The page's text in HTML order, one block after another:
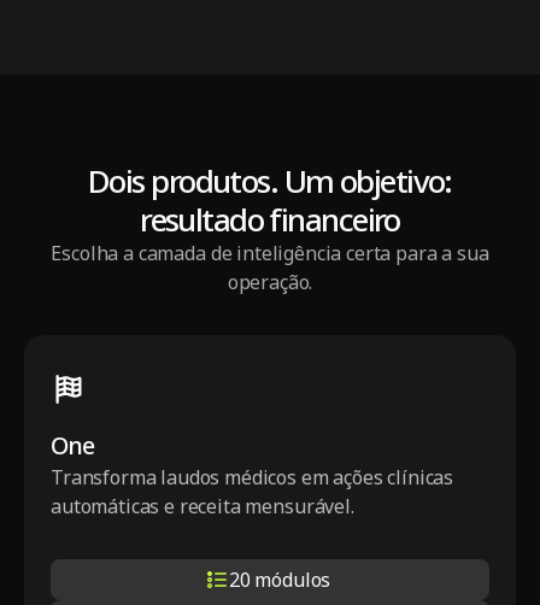
Dois produtos. Um objetivo:
resultado financeiro
Escolha a camada de inteligência certa para a sua
operação.
One
Transforma laudos médicos em ações clínicas
automáticas e receita mensurável.
20 módulos